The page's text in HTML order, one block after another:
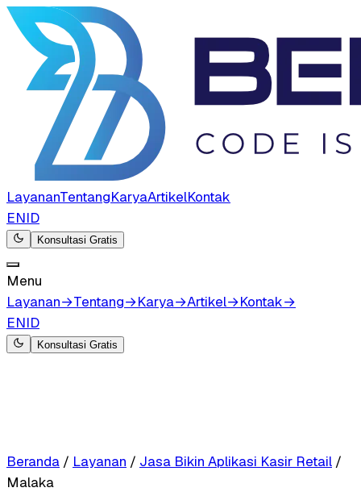
LayananTentangKaryaArtikelKontak
ENID
Konsultasi Gratis
Menu
Layanan→Tentang→Karya→Artikel→Kontak→
ENID
Konsultasi Gratis
Beranda / Layanan / Jasa Bikin Aplikasi Kasir Retail /
Malaka